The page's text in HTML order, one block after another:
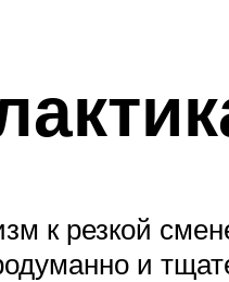
к резкой
и